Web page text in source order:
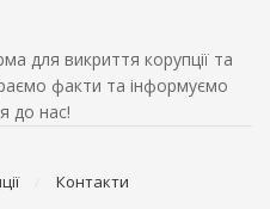
для викриття корупції та
факти та інформуємо
до нас!
Контакти